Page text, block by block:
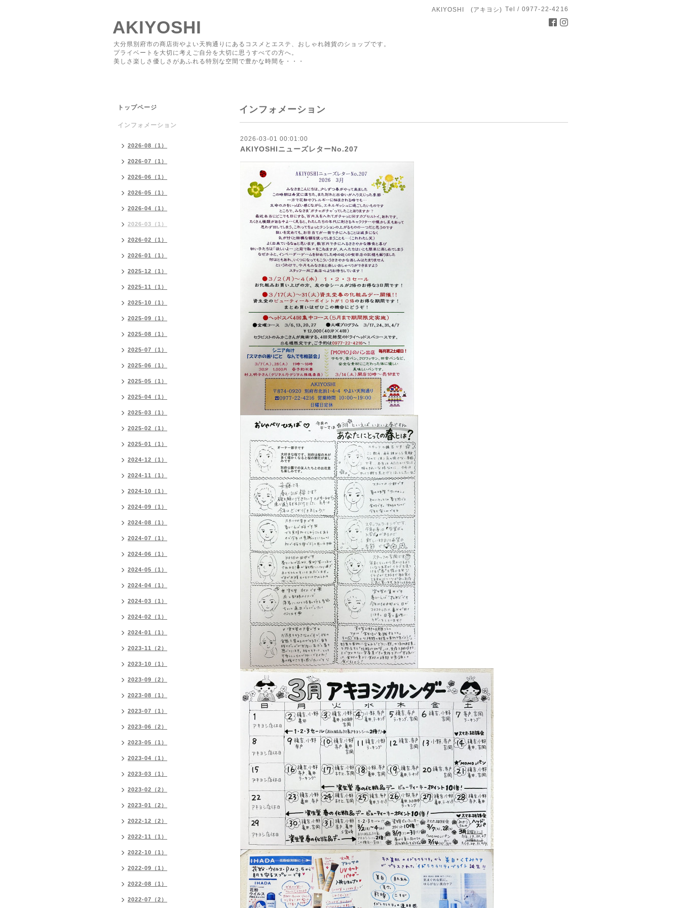
AKIYOSHI (アキヨシ) Tel / 0977-22-4216
AKIYOSHI
大分県別府市の商店街やよい天狗通りにあるコスメとエステ、おしゃれ雑貨のショップです。
プライベートを大切に考えご自分を大切に思うすべての方へ。
美しさ楽しさ優しさがあふれる特別な空間で豊かな時間を・・・
インフォメーション
2026-03-01 00:01:00
AKIYOSHIニューズレターNo.207
トップページ
インフォメーション
2026-08（1）
2026-07（1）
2026-06（1）
2026-05（1）
2026-04（1）
2026-03（1）
2026-02（1）
2026-01（1）
2025-12（1）
2025-11（1）
2025-10（1）
2025-09（1）
2025-08（1）
2025-07（1）
2025-06（1）
2025-05（1）
2025-04（1）
2025-03（1）
2025-02（1）
2025-01（1）
2024-12（1）
2024-11（1）
2024-10（1）
2024-09（1）
2024-08（1）
2024-07（1）
2024-06（1）
2024-05（1）
2024-04（1）
2024-03（1）
2024-02（1）
2024-01（1）
2023-11（2）
2023-10（1）
2023-09（2）
2023-08（1）
2023-07（1）
2023-06（2）
2023-05（1）
2023-04（1）
2023-03（1）
2023-02（2）
2023-01（2）
2022-12（2）
2022-11（1）
2022-10（1）
2022-09（1）
2022-08（1）
2022-07（2）